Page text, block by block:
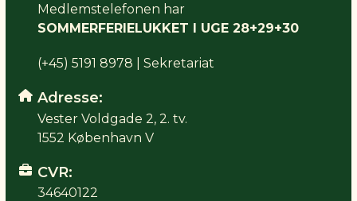
Medlemstelefonen har
SOMMERFERIELUKKET I UGE 28+29+30
(+45) 5191 8978 | Sekretariat
Adresse:
Vester Voldgade 2, 2. tv.
1552 København V
CVR:
34640122